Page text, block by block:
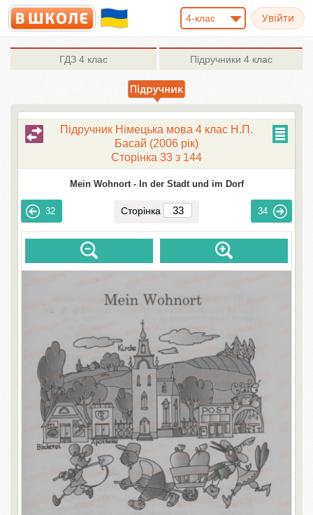
4-клас
ГДЗ 4 клас Підручники 4 клас
Підручник Німецька мова 4 клас Н.П.
Басай (2006 рік)
Сторінка 33 з 144
Mein Wohnort - In der Stadt und im Dorf
32 Сторінка 34